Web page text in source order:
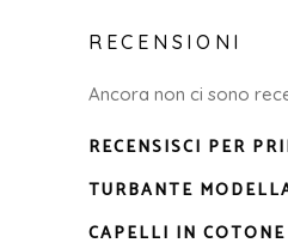
RECENSIONI
Ancora non ci sono
RECENSISCI PER
TURBANTE
CAPELLI IN